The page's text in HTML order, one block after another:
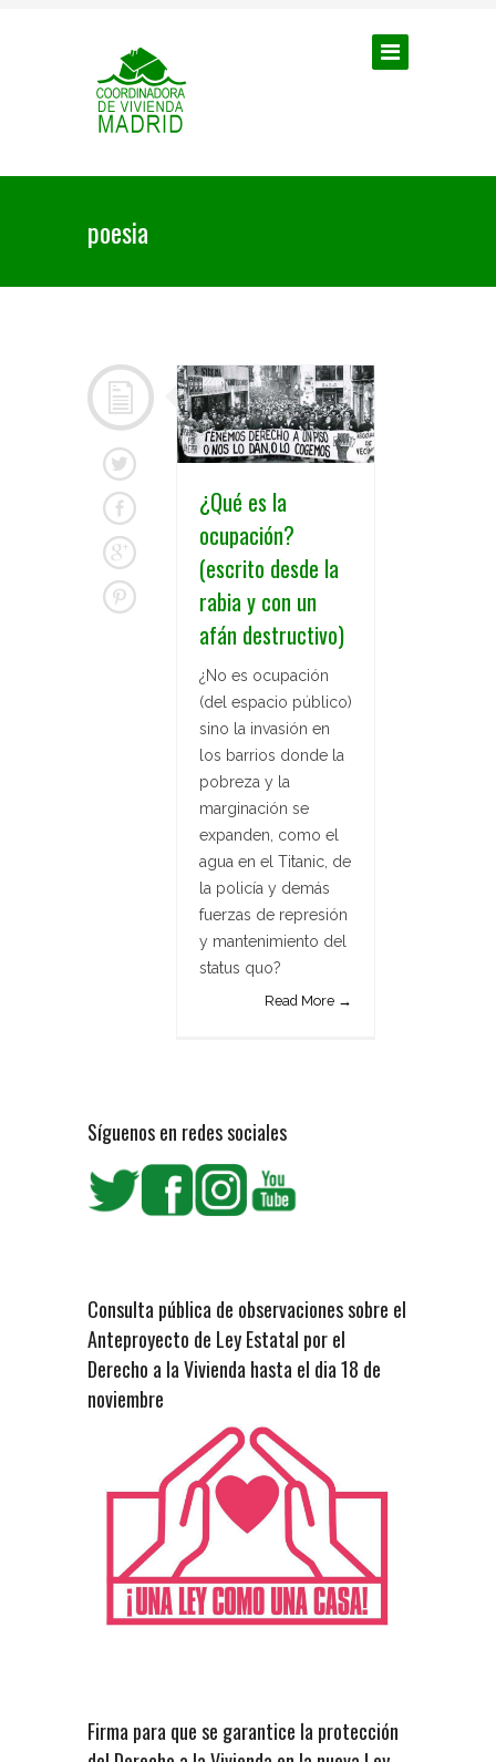
poesia
¿Qué es la
ocupación?
(escrito desde la
rabia y con un
afán destructivo)
¿No es ocupación
(del espacio público)
sino la invasión en
los barrios donde la
pobreza y la
marginación se
expanden, como el
agua en el Titanic, de
la policía y demás
fuerzas de represión
y mantenimiento del
status quo?
Read More →
Síguenos en redes sociales
Consulta pública de observaciones sobre el
Anteproyecto de Ley Estatal por el
Derecho a la Vivienda hasta el dia 18 de
noviembre
Firma para que se garantice la protección